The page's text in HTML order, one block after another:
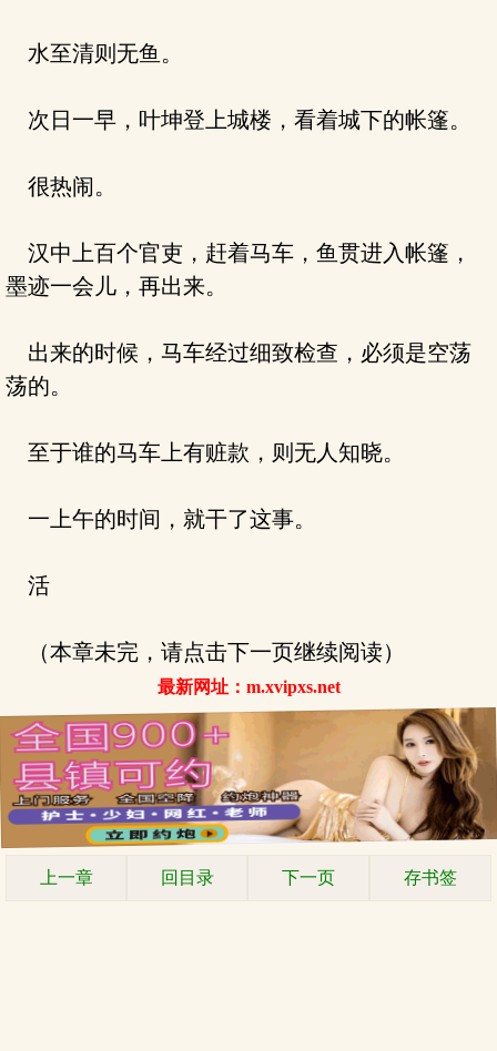
水至清则无鱼。
次日一早，叶坤登上城楼，看着城下的帐篷。
很热闹。
汉中上百个官吏，赶着马车，鱼贯进入帐篷，
墨迹一会儿，再出来。
出来的时候，马车经过细致检查，必须是空荡
荡的。
至于谁的马车上有赃款，则无人知晓。
一上午的时间，就干了这事。
活
（本章未完，请点击下一页继续阅读）
最新网址：m.xvipxs.net
上一章 回目录 下一页 存书签